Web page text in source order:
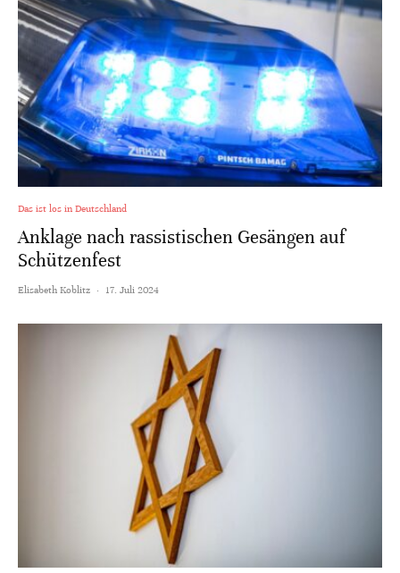
Das ist los in Deutschland
Anklage nach rassistischen Gesängen auf
Schützenfest
Elisabeth Koblitz · 17. Juli 2024